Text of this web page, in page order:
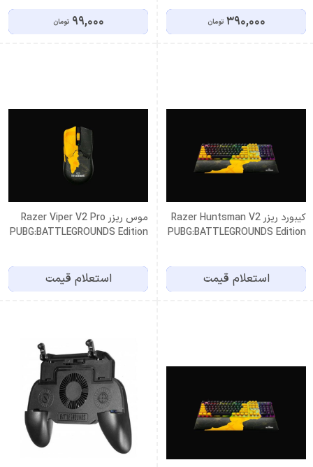
390,000 تومان 99,000 تومان
کیبورد ریزر Razer Huntsman V2
PUBG:BATTLEGROUNDS Edition
استعلام قیمت
موس ریزر Razer Viper V2 Pro
PUBG:BATTLEGROUNDS Edition
استعلام قیمت